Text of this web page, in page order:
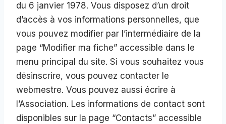
du 6 janvier 1978. Vous disposez d’un droit
d’accès à vos informations personnelles, que
vous pouvez modifier par l’intermédiaire de la
page “Modifier ma fiche” accessible dans le
menu principal du site. Si vous souhaitez vous
désinscrire, vous pouvez contacter le
webmestre. Vous pouvez aussi écrire à
l’Association. Les informations de contact sont
disponibles sur la page “Contacts” accessible